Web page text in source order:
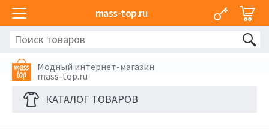
mass-top.ru
Модный интернет-магазин
mass-top.ru
КАТАЛОГ ТОВАРОВ